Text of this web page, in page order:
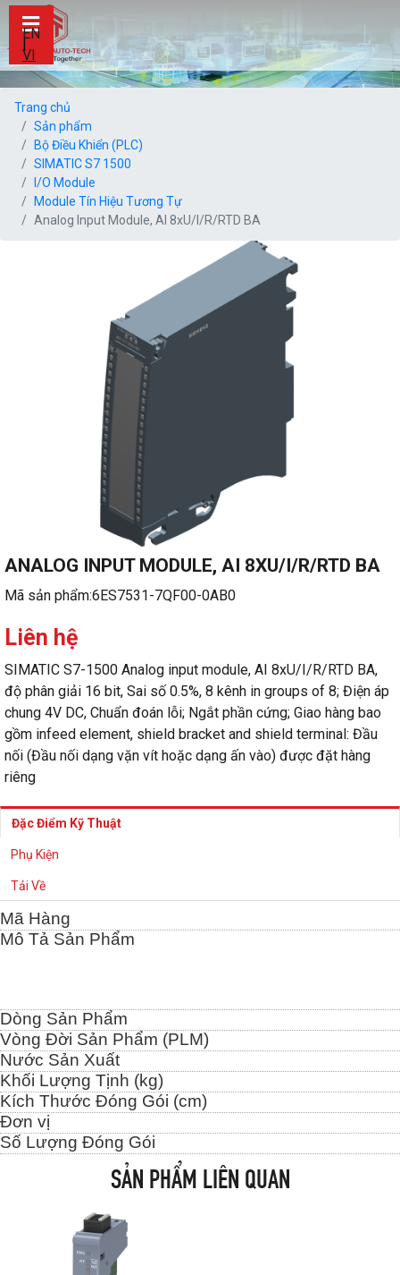
EN
VI
Trang chủ
Sản phẩm
Bộ Điều Khiển (PLC)
SIMATIC S7 1500
I/O Module
Module Tín Hiệu Tương Tự
Analog Input Module, AI 8xU/I/R/RTD BA
ANALOG INPUT MODULE, AI 8XU/I/R/RTD BA
Mã sản phẩm:6ES7531-7QF00-0AB0
Liên hệ
SIMATIC S7-1500 Analog input module, AI 8xU/I/R/RTD BA,
độ phân giải 16 bit, Sai số 0.5%, 8 kênh in groups of 8; Điện áp
chung 4V DC, Chuẩn đoán lỗi; Ngắt phần cứng; Giao hàng bao
gồm infeed element, shield bracket and shield terminal: Đầu
nối (Đầu nối dạng vặn vít hoặc dạng ấn vào) được đặt hàng
riêng
Đặc Điểm Kỹ Thuật
Phụ Kiện
Tải Về
Mã Hàng
Mô Tả Sản Phẩm
Dòng Sản Phẩm
Vòng Đời Sản Phẩm (PLM)
Nước Sản Xuất
Khối Lượng Tịnh (kg)
Kích Thước Đóng Gói (cm)
Đơn vị
Số Lượng Đóng Gói
SẢN PHẨM LIÊN QUAN